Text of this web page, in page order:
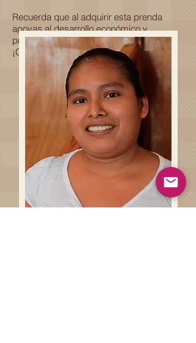
Recuerda que al adquirir esta prenda
apoyas al desarrollo económico y
profesional de una familia Oaxaqueña.
¡Gracias por ser parte de esta historia!